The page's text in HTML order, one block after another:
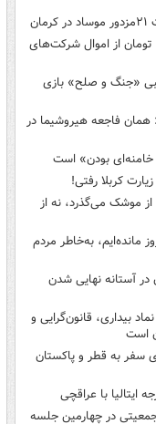
میلیارد تومان از اموال شرکت‌های
«جنگ و صلح‌» بازی
همان فاجعه هیروشیما در
خامنه‌ای بودن» است
کربلا رفتی!
موشک می‌گذرد، نه از
مانده‌ایم، به‌خاطر مردم
در آستانه نهایی شدن
بیداری، قانون‌گرایی و
است
سفر به قطر و پاکستان
ایتالیا با عراقچی
در چهارمین جلسه